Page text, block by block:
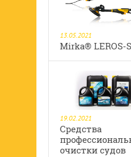
13.05.2021
Mirka® LEROS-S
19.02.2021
Средства
очистки судов